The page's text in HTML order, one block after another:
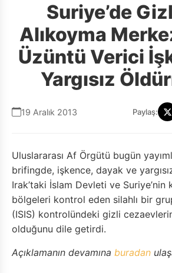
Suriye’de
Alıkoyma
Üzüntü Verici
Yargısız
19 Aralık 2013 Paylaş:
Uluslararası Af Örgütü bugün
brifingde, işkence, dayak ve
Irak’taki İslam Devleti ve Suriye’nin
bölgeleri kontrol eden silahlı bir
(ISIS) kontrolündeki gizli
olduğunu dile getirdi.
Açıklamanın devamına buradan